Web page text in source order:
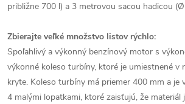
približne 700 l) a 3 metrovou sacou hadicou
Zbierajte veľké množstvo listov rýchlo:
Spoľahlivý a výkonný benzínový motor s
výkonné koleso turbíny, ktoré je umiestnené v
kryte. Koleso turbíny má priemer 400 mm a je
4 malými lopatkami, ktoré zaisťujú, že materiál